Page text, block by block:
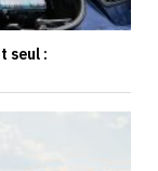
seul :